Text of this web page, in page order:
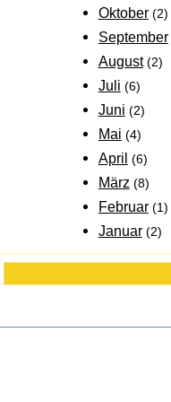
Oktober (2)
September
August (2)
Juli (6)
Juni (2)
Mai (4)
April (6)
März (8)
Februar (1)
Januar (2)